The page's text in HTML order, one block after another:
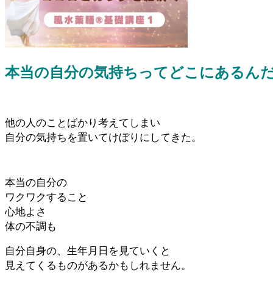
本当の自分の気持ちってどこにあるん
他の人のことばかり考えてしまい
自分の気持ちを置いてけぼりにしてきた。
本当の自分の
ワクワクすること
心地よさ
体の不調も
自分自身の、生年月日を見ていくと
見えてくるものがあるかもしれません。